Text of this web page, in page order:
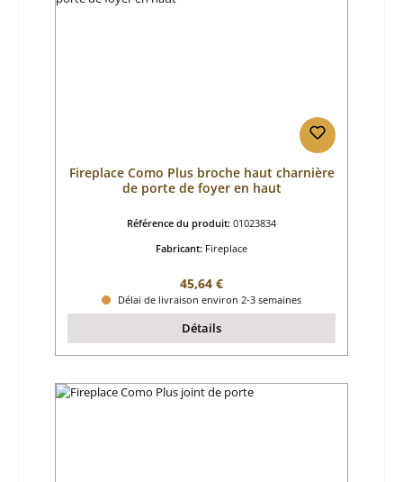
Fireplace Como Plus broche haut charnière
de porte de foyer en haut
Référence du produit: 01023834
Fabricant: Fireplace
Prix régulier :
45,64 €
Délai de livraison environ 2-3 semaines
Détails